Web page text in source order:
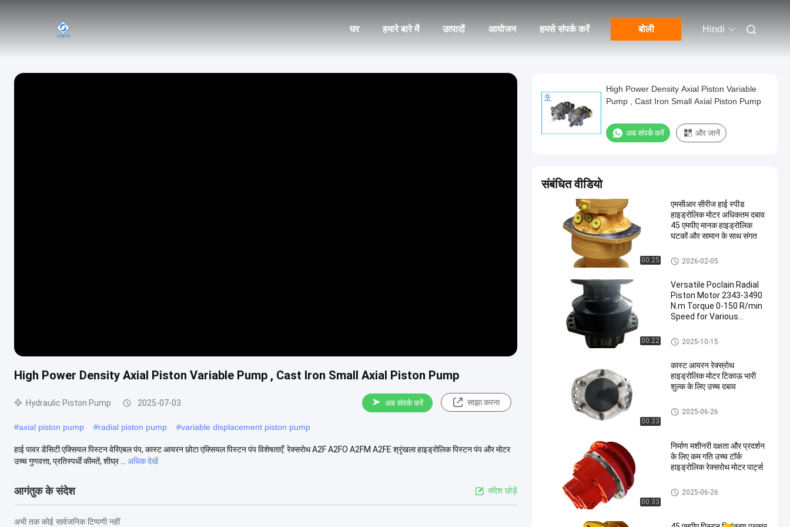
घर हमारे बारे में उत्पादों आयोजन हमसे संपर्क करें बोली Hindi
High Power Density Axial Piston Variable Pump , Cast Iron Small Axial Piston Pump
Hydraulic Piston Pump 2025-07-03 अब संपर्क करें साझा करना
#axial piston pump #radial piston pump #variable displacement piston pump
हाई पावर डेंसिटी एक्सियल पिस्टन वेरिएबल पंप, कास्ट आयरन छोटा एक्सियल पिस्टन पंप विशेषताएँ: रेक्सरोथ A2F A2FO A2FM A2FE श्रृंखला हाइड्रोलिक पिस्टन पंप और मोटर
उच्च गुणवत्ता, प्रतिस्पर्धी कीमतें, शीघ्र ...
अधिक देखें
आगंतुक के संदेश संदेश छोड़ें
अभी तक कोई सार्वजनिक टिप्पणी नहीं
High Power Density Axial Piston Variable
Pump , Cast Iron Small Axial Piston Pump
अब संपर्क करें और जानें
संबंधित वीडियो
00:25
एमसीआर सीरीज हाई स्पीड
हाइड्रोलिक मोटर अधिकतम दबाव
45 एमपीए मानक हाइड्रोलिक
घटकों और सामान के साथ संगत
Rexroth Hydraulic Motor
2026-02-05
00:22
Versatile Poclain Radial
Piston Motor 2343-3490
N.m Torque 0-150 R/min
Speed for Various
Poclain Hydraulic Motor
2025-10-15
00:33
कास्ट आयरन रेक्स्रोथ
हाइड्रोलिक मोटर टिकाऊ भारी
शुल्क के लिए उच्च दबाव
Rexroth Hydraulic Motor
2025-06-26
00:33
निर्माण मशीनरी दक्षता और प्रदर्शन
के लिए कम गति उच्च टॉर्क
हाइड्रोलिक रेक्सरोथ मोटर पार्ट्स
Rexroth Hydraulic Motor
2025-06-26